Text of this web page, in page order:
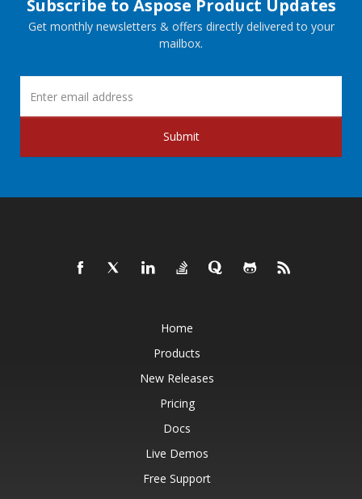
Subscribe to Aspose Product Updates
Get monthly newsletters & offers directly delivered to your
mailbox.
Submit
Home
Products
New Releases
Pricing
Docs
Live Demos
Free Support